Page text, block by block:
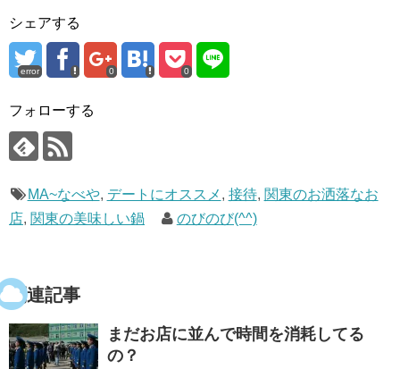
シェアする
error 0 0
フォローする
MA~なべや, デートにオススメ , 接待, 関東のお洒落なお
店, 関東の美味しい鍋 のびのび(^^)
関連記事
まだお店に並んで時間を消耗してる
の？